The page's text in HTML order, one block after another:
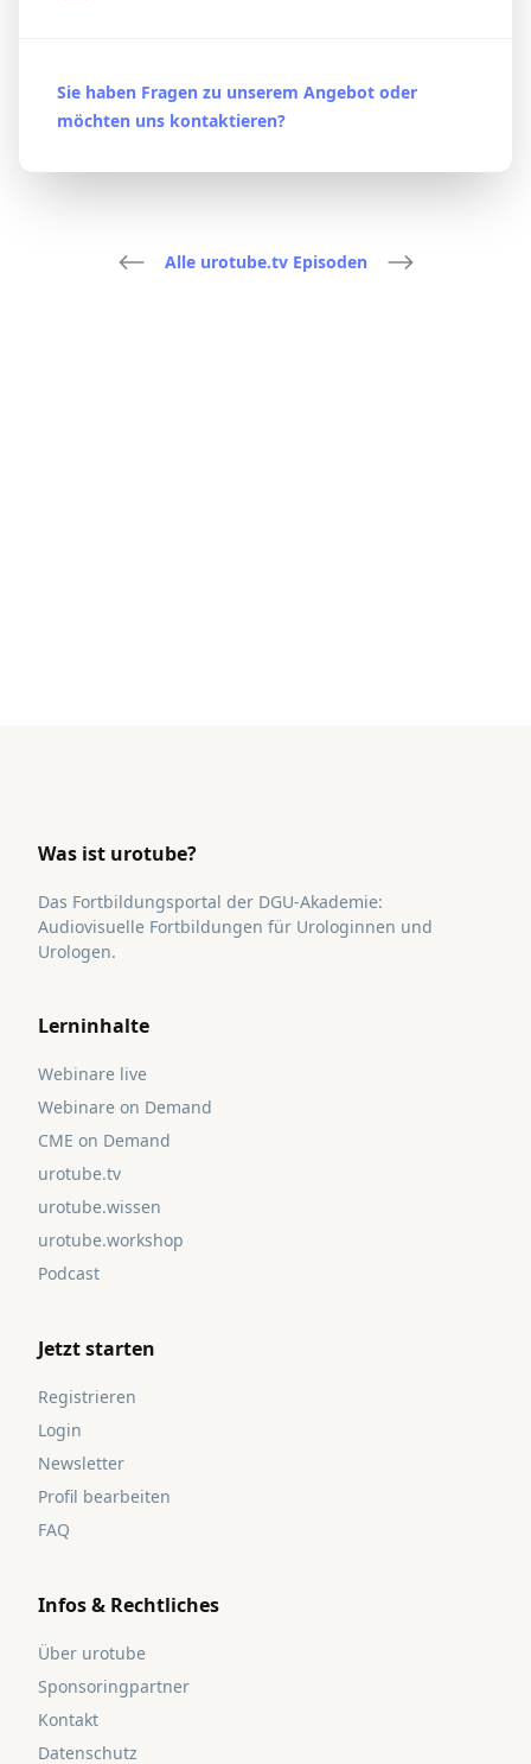
Sie haben Fragen zu unserem Angebot oder
möchten uns kontaktieren?
Alle urotube.tv Episoden
Was ist urotube?
Das Fortbildungsportal der DGU-Akademie:
Audiovisuelle Fortbildungen für Urologinnen und
Urologen.
Lerninhalte
Webinare live
Webinare on Demand
CME on Demand
urotube.tv
urotube.wissen
urotube.workshop
Podcast
Jetzt starten
Registrieren
Login
Newsletter
Profil bearbeiten
FAQ
Infos & Rechtliches
Über urotube
Sponsoringpartner
Kontakt
Datenschutz